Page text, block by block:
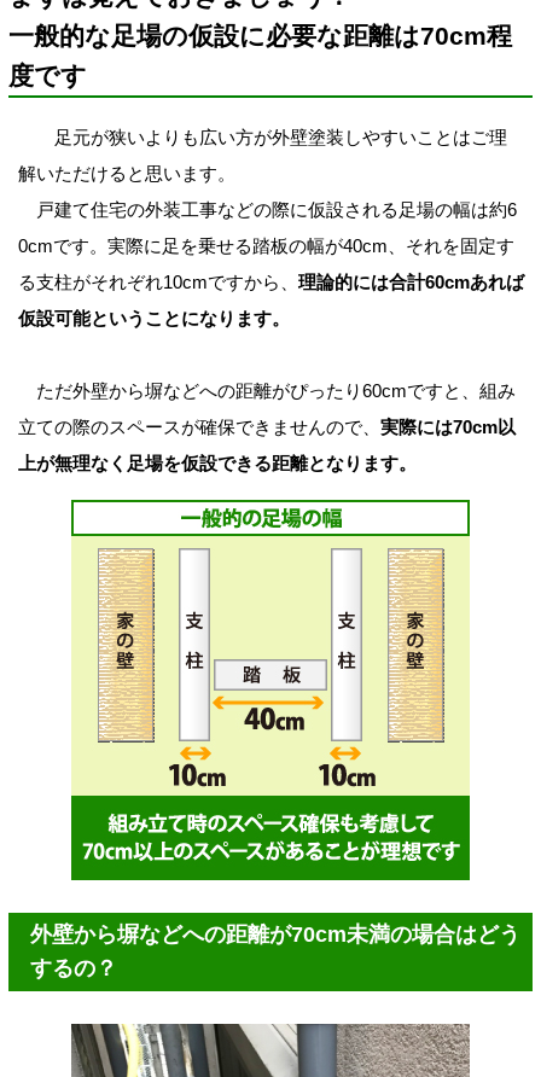
一般的な足場の仮設に必要な距離は70cm程
度です
足元が狭いよりも広い方が外壁塗装しやすいことはご理
解いただけると思います。
戸建て住宅の外装工事などの際に仮設される足場の幅は約6
0cmです。実際に足を乗せる踏板の幅が40cm、それを固定す
る支柱がそれぞれ10cmですから、 理論的には合計60cmあれば
仮設可能ということになります。
ただ外壁から塀などへの距離がぴったり60cmですと、組み
立ての際のスペースが確保できませんので、 実際には70cm以
上が無理なく足場を仮設できる距離となります。
外壁から塀などへの距離が70cm未満の場合はどう
するの？